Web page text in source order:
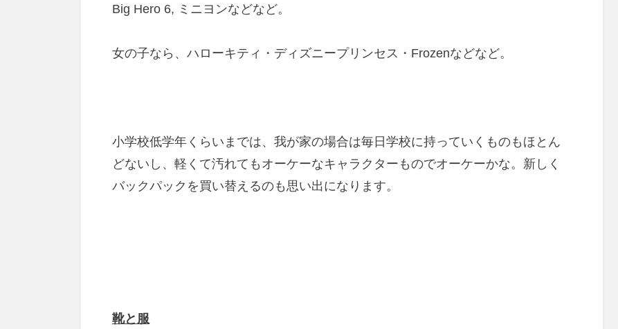
Big Hero 6, ミニヨンなどなど。
女の子なら、ハローキティ・ディズニープリンセス・Frozenなどなど。
小学校低学年くらいまでは、我が家の場合は毎日学校に持っていくものもほとん
どないし、軽くて汚れてもオーケーなキャラクターものでオーケーかな。新しく
バックパックを買い替えるのも思い出になります。
靴と服